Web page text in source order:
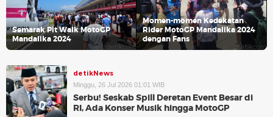
Semarak Pit Walk MotoGP
Mandalika 2024
Momen-momen Kedekatan
Rider MotoGP Mandalika 2024
dengan Fans
detikNews
Minggu, 26 Jul 2026 01:01 WIB
Serbu! Seskab Spill Deretan Event Besar di
RI, Ada Konser Musik hingga MotoGP